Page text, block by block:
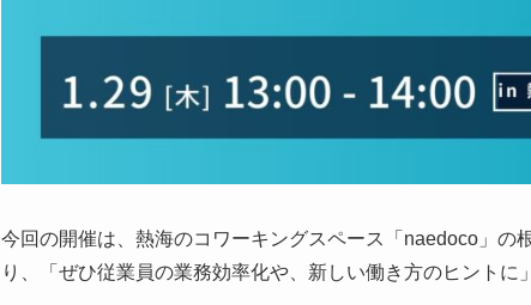
今回の開催は、熱海のコワーキングスペース「naedoco」
り、「ぜひ従業員の業務効率化や、新しい働き方のヒントに